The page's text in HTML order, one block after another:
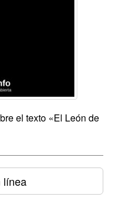
el texto «El León de
línea